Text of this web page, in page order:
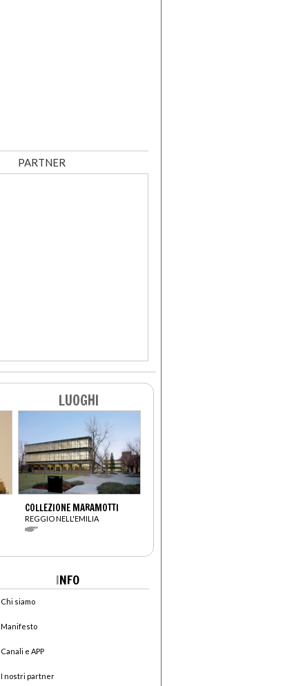
PARTNER
LUOGHI
COLLEZIONE MARAMOTTI
REGGIO NELL'EMILIA
INFO
Chi siamo
Manifesto
Canali e APP
I nostri partner